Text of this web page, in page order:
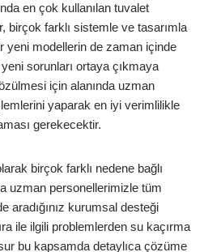
en çok kullanılan tuvalet
birçok farklı sistemle ve tasarımla
yeni modellerin de zaman içinde
sorunları ortaya çıkmaya
için alanında uzman
yaparak en iyi verimlilikle
gerekecektir.
birçok farklı nedene bağlı
uzman personellerimizle tüm
aradığınız kurumsal desteği
ile ilgili problemlerden su kaçırma
bu kapsamda detaylıca çözüme